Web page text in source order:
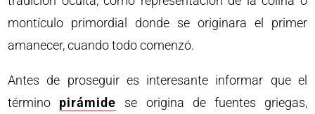
montículo primordial donde se originara el primer
amanecer, cuando todo comenzó.
Antes de proseguir es interesante informar que el
término pirámide se origina de fuentes griegas,